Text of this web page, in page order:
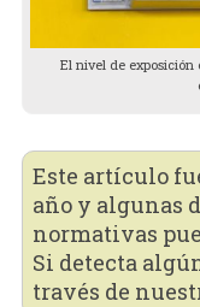
El nivel de
Este artículo
año y algunas
normativas
Si detecta
través de